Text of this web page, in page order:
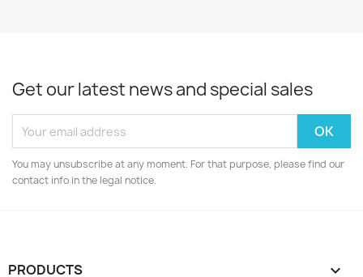
Get our latest news and special sales
You may unsubscribe at any moment. For that purpose, please find our
contact info in the legal notice.
PRODUCTS 